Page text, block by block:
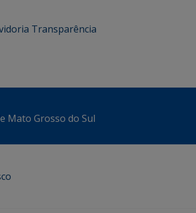
Transparência
Mato Grosso do Sul